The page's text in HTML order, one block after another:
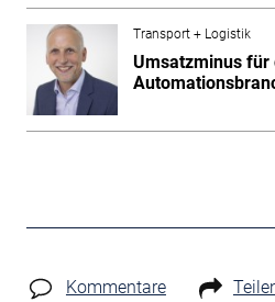
Transport + Logistik
Umsatzminus für
Kommentare